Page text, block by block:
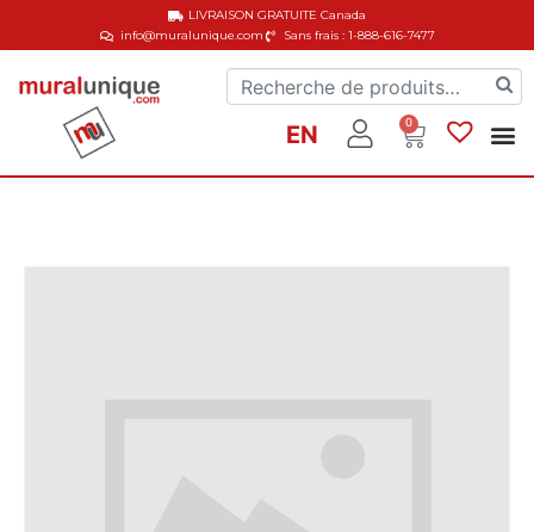
info@muralunique.com Sans frais : 1-888-616-7477
LIVRAISON GRATUITECanada
EN 0